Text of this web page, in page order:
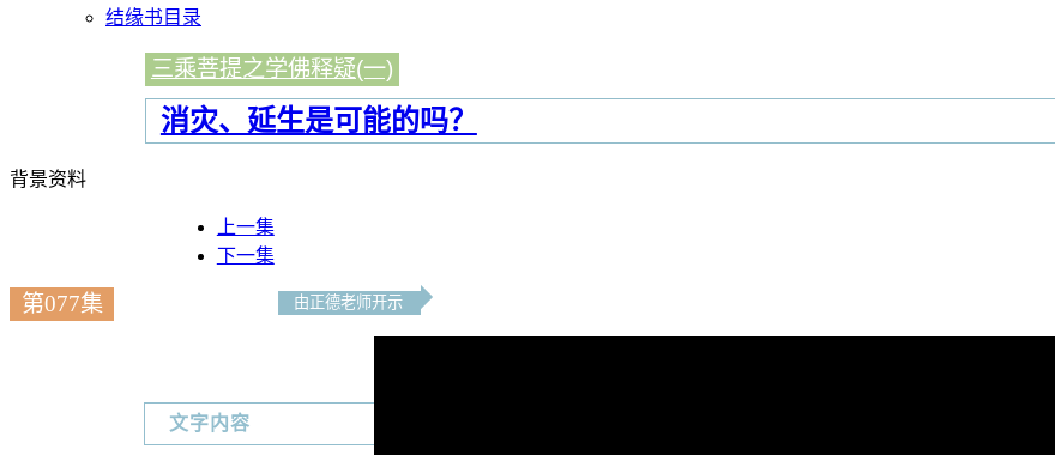
结缘书目录
三乘菩提之学佛释疑(一)
消灾、延生是可能的吗？
背景资料
上一集
下一集
第077集 由正德老师开示
文字内容